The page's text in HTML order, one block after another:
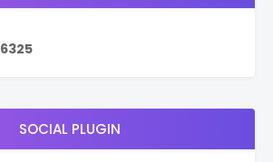
6325
SOCIAL PLUGIN